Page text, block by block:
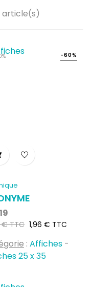
article(s)
TTC
-60%
Prix
1,96 € TTC
: Affiches -
25 x 35